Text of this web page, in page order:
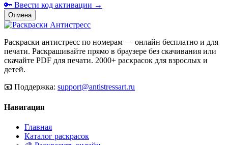
🔑 Ввести код активации →
Отмена
Раскраски антистресс по номерам — онлайн бесплатно и для
печати. Раскрашивайте прямо в браузере без скачивания или
скачайте PDF для печати. 2000+ раскрасок для взрослых и
детей.
📧 Поддержка: support@antistressart.ru
Навигация
Главная
Каталог раскрасок